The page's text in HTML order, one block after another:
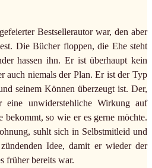
Bestsellerautor war, den aber
Die Bücher floppen, die Ehe steht
hassen ihn. Er ist überhaupt kein
auch niemals der Plan. Er ist der Typ
seinem Können überzeugt ist. Der,
eine unwiderstehliche Wirkung auf
bekommt, so wie er es gerne möchte.
suhlt sich in Selbstmitleid und
Idee, damit er wieder der
früher bereits war.